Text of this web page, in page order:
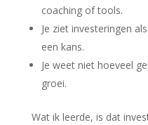
coaching of tools.
Je ziet investeringen
een kans.
Je weet niet hoeveel
groei.
Wat ik leerde, is dat